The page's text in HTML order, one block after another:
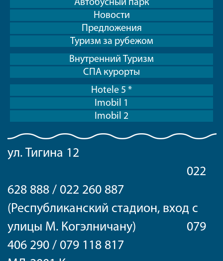
Автобусный парк
Новости
Предложения
Туризм за рубежом
Внутренний Туризм
СПА курорты
Hotele 5 *
Imobil 1
Imobil 2
ул. Тигина 12
022
628 888 / 022 260 887
(Республиканский стадион, вход с
улицы М. Когэлничану) 079
406 290 / 079 118 817